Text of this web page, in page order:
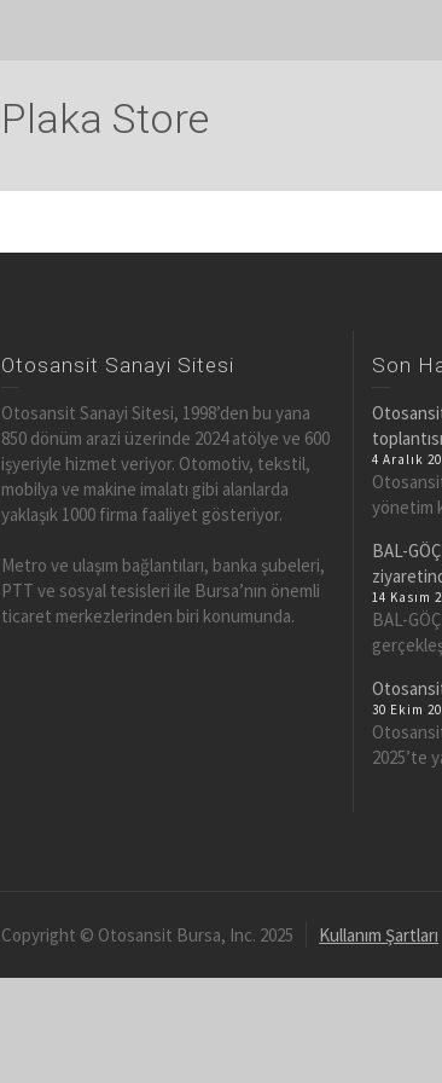
Plaka Store
Otosansit Sanayi Sitesi
Otosansit Sanayi Sitesi, 1998’den bu yana
850 dönüm arazi üzerinde 2024 atölye ve 600
işyeriyle hizmet veriyor. Otomotiv, tekstil,
mobilya ve makine imalatı gibi alanlarda
yaklaşık 1000 firma faaliyet gösteriyor.
Metro ve ulaşım bağlantıları, banka şubeleri,
PTT ve sosyal tesisleri ile Bursa’nın önemli
ticaret merkezlerinden biri konumunda.
Son
4 Aralık
yönetim
BAL-
14 Kasım
BAL-
30 Ekim
2025’te
Copyright © Otosansit Bursa, Inc. 2025 Kullanım Şartları